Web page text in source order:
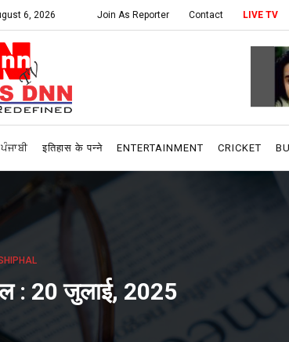
6, 2026 Join As Reporter Contact LIVE TV
ਪੰਜਾਬੀ इतिहास के पन्ने ENTERTAINMENT CRICKET
: 20 जुलाई, 2025